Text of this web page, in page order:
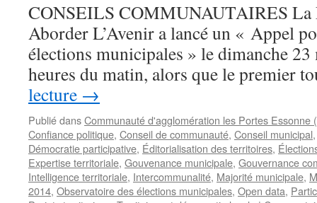
communes)
CONSEILS COMMUNAUTAIRES La
Aborder L’Avenir a lancé un « Appel
élections municipales » le dimanche 23
heures du matin, alors que le premier
lecture →
Publié dansCommunauté d'agglomération les Portes Essonne
Confiance politique, Conseil de communauté, Conseil municipal
Démocratie participative, Éditorialisation des territoires,
Expertise territoriale, Gouvenance municipale, Gouvernance
Intelligence territoriale, Intercommunalité, Majorité municipale,
2014, Observatoire des élections municipales, Open data,